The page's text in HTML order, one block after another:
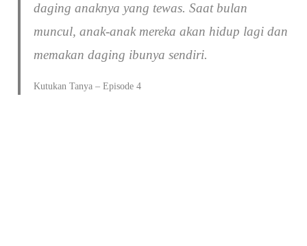
daging anaknya yang tewas. Saat bulan
muncul, anak-anak mereka akan hidup lagi dan
memakan daging ibunya sendiri.
Kutukan Tanya – Episode 4